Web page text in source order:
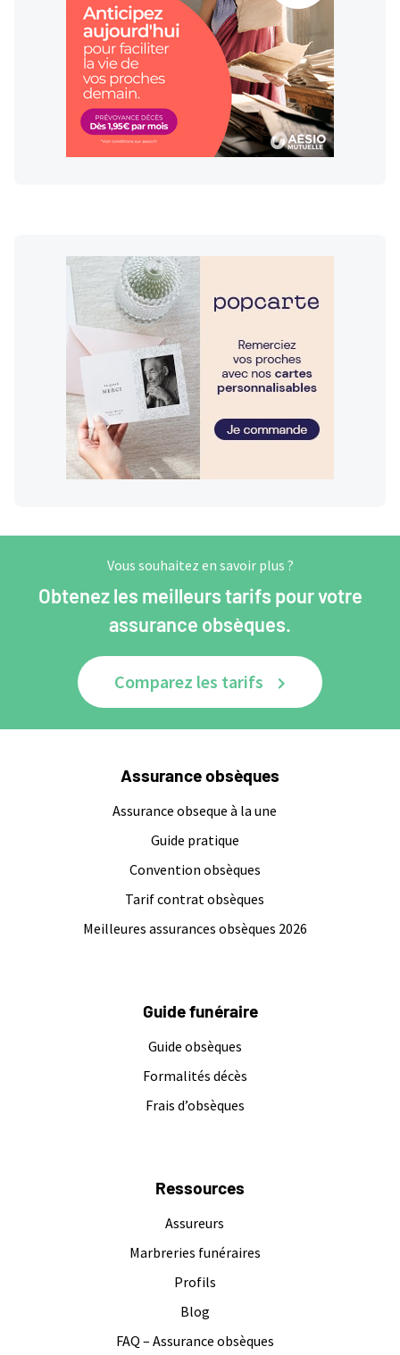
Vous souhaitez en savoir plus ?
Obtenez les meilleurs tarifs pour votre
assurance obsèques.
Comparez les tarifs
Assurance obsèques
Assurance obseque à la une
Guide pratique
Convention obsèques
Tarif contrat obsèques
Meilleures assurances obsèques 2026
Guide funéraire
Guide obsèques
Formalités décès
Frais d’obsèques
Ressources
Assureurs
Marbreries funéraires
Profils
Blog
FAQ – Assurance obsèques